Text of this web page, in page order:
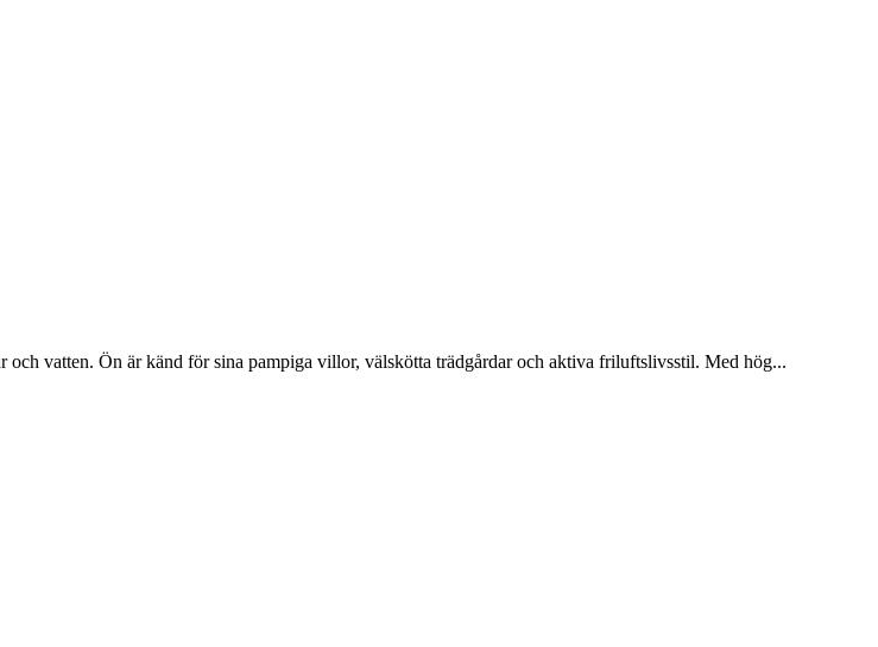
vatten. Ön är känd för sina pampiga villor, välskötta trädgårdar och aktiva friluftslivsstil. Med hög...